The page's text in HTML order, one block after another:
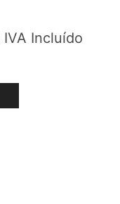
IVA Incluído